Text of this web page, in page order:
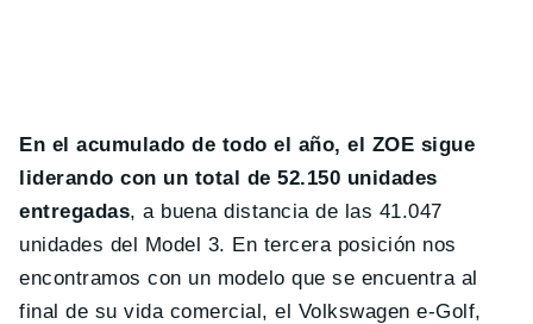
En el acumulado de todo el año, el ZOE sigue
liderando con un total de 52.150 unidades
entregadas, a buena distancia de las 41.047
unidades del Model 3. En tercera posición nos
encontramos con un modelo que se encuentra al
final de su vida comercial, el Volkswagen e-Golf,